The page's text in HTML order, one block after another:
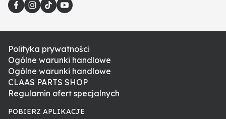
Polityka prywatności
Ogólne warunki handlowe
Ogólne warunki handlowe
CLAAS PARTS SHOP
Regulamin ofert specjalnych
POBIERZ APLIKACJE